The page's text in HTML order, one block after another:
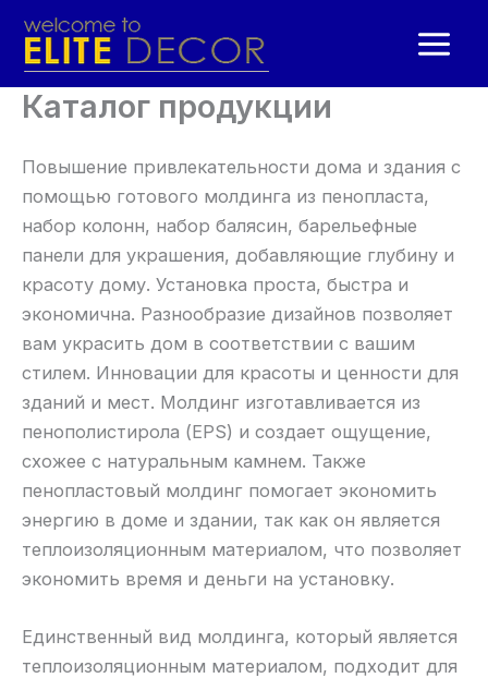
Перейти
содержимому
Каталог продукции
Повышение привлекательности дома и здания с
помощью готового молдинга из пенопласта,
набор колонн, набор балясин, барельефные
панели для украшения, добавляющие глубину и
красоту дому. Установка проста, быстра и
экономична. Разнообразие дизайнов позволяет
вам украсить дом в соответствии с вашим
стилем. Инновации для красоты и ценности для
зданий и мест. Молдинг изготавливается из
пенополистирола (EPS) и создает ощущение,
схожее с натуральным камнем. Также
пенопластовый молдинг помогает экономить
энергию в доме и здании, так как он является
теплоизоляционным материалом, что позволяет
экономить время и деньги на установку.
Единственный вид молдинга, который является
теплоизоляционным материалом, подходит для